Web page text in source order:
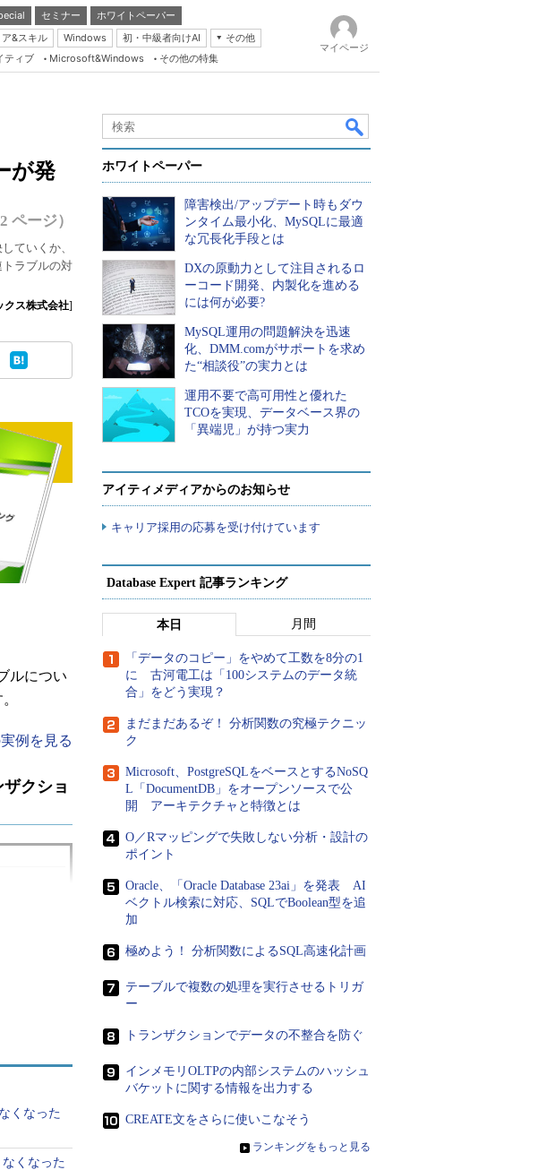
セミナー
ホワイトペーパー
&スキル Windows 初・中級者向けAI
その他
Server & Storage
Java Agile
Database Expert
Master of IP Network
Security & Trust
ティブ Microsoft&Windows その他の特集
マイページ
が発
2 ページ）
ていくか、
ラブルの対
クス株式会社]
ルについ
例を見る
クショ
行し
、
ッ
くなった
くなった
ホワイトペーパー
障害検出/アップデート時もダウ
ンタイム最小化、MySQLに最適
な冗長化手段とは
DXの原動力として注目されるロ
ーコード開発、内製化を進める
には何が必要?
MySQL運用の問題解決を迅速
化、DMM.comがサポートを求め
た“相談役”の実力とは
運用不要で高可用性と優れた
TCOを実現、データベース界の
「異端児」が持つ実力
アイティメディアからのお知らせ
キャリア採用の応募を受け付けています
Database Expert 記事ランキング
本日 月間
「データのコピー」をやめて工数を8分の1
に 古河電工は「100システムのデータ統
合」をどう実現？
まだまだあるぞ！ 分析関数の究極テクニッ
ク
Microsoft、PostgreSQLをベースとするNoSQ
L「DocumentDB」をオープンソースで公
開 アーキテクチャと特徴とは
O／Rマッピングで失敗しない分析・設計の
ポイント
Oracle、「Oracle Database 23ai」を発表 AI
ベクトル検索に対応、SQLでBoolean型を追
加
極めよう！ 分析関数によるSQL高速化計画
テーブルで複数の処理を実行させるトリガ
ー
トランザクションでデータの不整合を防ぐ
インメモリOLTPの内部システムのハッシュ
バケットに関する情報を出力する
CREATE文をさらに使いこなそう
» ランキングをもっと見る